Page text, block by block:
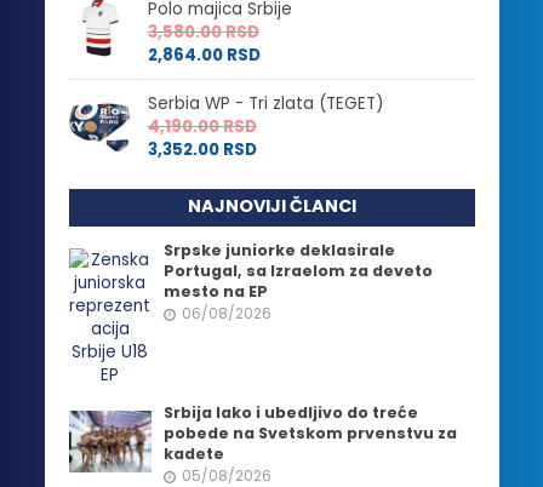
Polo majica Srbije
3,580.00RSD
2,864.00 RSD
Serbia WP - Tri zlata (TEGET)
4,190.00RSD
3,352.00 RSD
NAJNOVIJI ČLANCI
Srpske juniorke deklasirale
Portugal, sa Izraelom za deveto
mesto na EP
06/08/2026
Srbija lako i ubedljivo do treće
pobede na Svetskom prvenstvu za
kadete
05/08/2026